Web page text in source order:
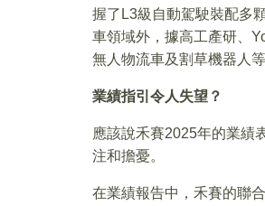
握了L3級自動駕駛裝配多
車領域外，據高工產研、
無人物流車及割草機器人
業績指引令人失望？
應該說禾賽2025年的業績
注和擔憂。
在業績報告中，禾賽的聯